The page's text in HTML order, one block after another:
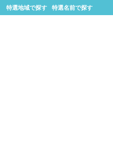
特選地域で探す
特選名前で探す